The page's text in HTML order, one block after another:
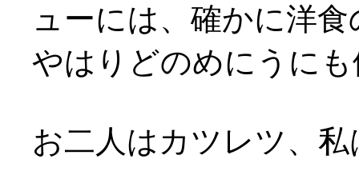
ューには、確かに洋
やはりどのめにうに
お二人はカツレツ、